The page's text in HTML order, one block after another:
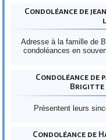
Condoléance de
Adresse à la famille de
condoléances en
Condoléance de
Brigitte
Présentent leurs
Condoléance de